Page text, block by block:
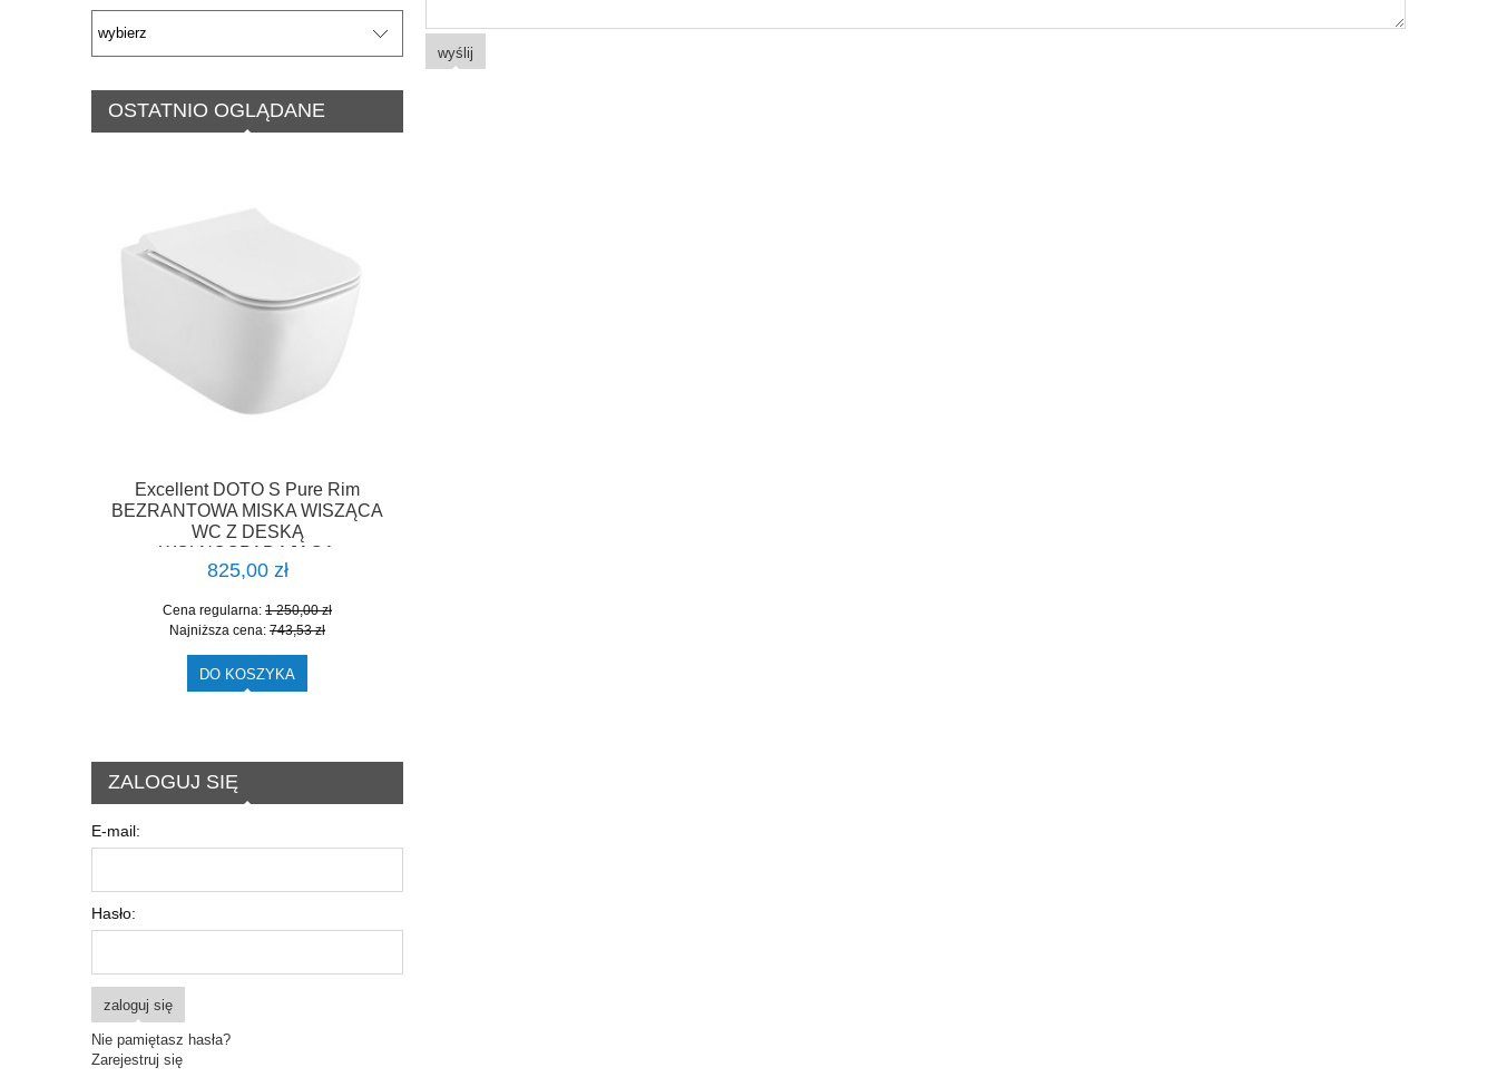
OSTATNIO OGLĄDANE
Excellent DOTO S Pure Rim
BEZRANTOWA MISKA WISZĄCA
WC Z DESKĄ
WOLNOOPADAJĄCĄ
CEEX.1609.495.WH
825,00 zł
Cena regularna: 1 250,00 zł
Najniższa cena: 743,53 zł
DO KOSZYKA
ZALOGUJ SIĘ
E-mail:
Hasło:
zaloguj się
Nie pamiętasz hasła?
Zarejestruj się
wyślij